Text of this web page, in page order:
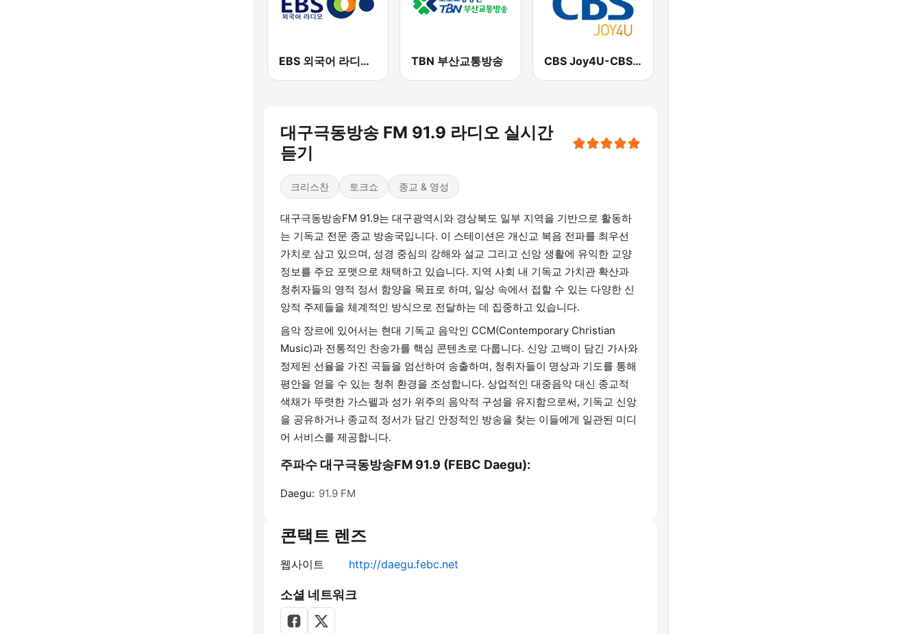
EBS 외국어 라디오 (i-radio) TBN 부산교통방송 CBS Joy4U-CBS 라디오
대구극동방송 FM 91.9 라디오 실시간
듣기
크리스찬 토크쇼 종교 & 영성
대구극동방송FM 91.9는 대구광역시와 경상북도 일부 지역을 기반으로 활동하
는 기독교 전문 종교 방송국입니다. 이 스테이션은 개신교 복음 전파를 최우선
가치로 삼고 있으며, 성경 중심의 강해와 설교 그리고 신앙 생활에 유익한 교양
정보를 주요 포맷으로 채택하고 있습니다. 지역 사회 내 기독교 가치관 확산과
청취자들의 영적 정서 함양을 목표로 하며, 일상 속에서 접할 수 있는 다양한 신
앙적 주제들을 체계적인 방식으로 전달하는 데 집중하고 있습니다.
음악 장르에 있어서는 현대 기독교 음악인 CCM(Contemporary Christian
Music)과 전통적인 찬송가를 핵심 콘텐츠로 다룹니다. 신앙 고백이 담긴 가사와
정제된 선율을 가진 곡들을 엄선하여 송출하며, 청취자들이 명상과 기도를 통해
평안을 얻을 수 있는 청취 환경을 조성합니다. 상업적인 대중음악 대신 종교적
색채가 뚜렷한 가스펠과 성가 위주의 음악적 구성을 유지함으로써, 기독교 신앙
을 공유하거나 종교적 정서가 담긴 안정적인 방송을 찾는 이들에게 일관된 미디
어 서비스를 제공합니다.
주파수 대구극동방송FM 91.9 (FEBC Daegu):
Daegu: 91.9 FM
콘택트 렌즈
웹사이트 http://daegu.febc.net
소셜 네트워크